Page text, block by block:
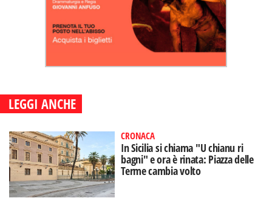
LEGGI ANCHE
CRONACA
In Sicilia si chiama "U chianu ri
bagni" e ora è rinata: Piazza delle
Terme cambia volto